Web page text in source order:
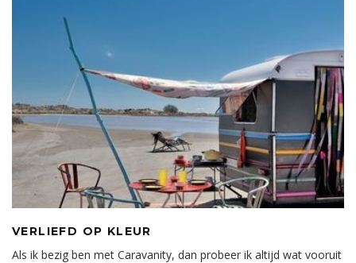
VERLIEFD OP KLEUR
Als ik bezig ben met Caravanity, dan probeer ik altijd wat vooruit